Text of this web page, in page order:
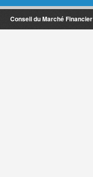
Conseil du Marché Financier